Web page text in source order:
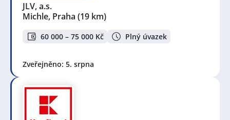
JLV, a.s.
Michle, Praha (19 km)
60 000 – 75 000 Kč Plný úvazek
Zveřejněno: 5. srpna